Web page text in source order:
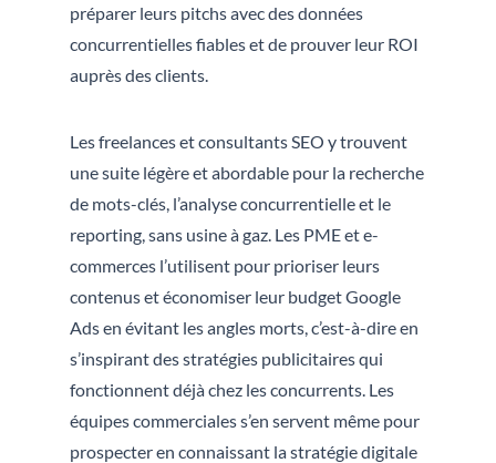
préparer leurs pitchs avec des données
concurrentielles fiables et de prouver leur ROI
auprès des clients.
Les freelances et consultants SEO y trouvent
une suite légère et abordable pour la recherche
de mots-clés, l’analyse concurrentielle et le
reporting, sans usine à gaz. Les PME et e-
commerces l’utilisent pour prioriser leurs
contenus et économiser leur budget Google
Ads en évitant les angles morts, c’est-à-dire en
s’inspirant des stratégies publicitaires qui
fonctionnent déjà chez les concurrents. Les
équipes commerciales s’en servent même pour
prospecter en connaissant la stratégie digitale